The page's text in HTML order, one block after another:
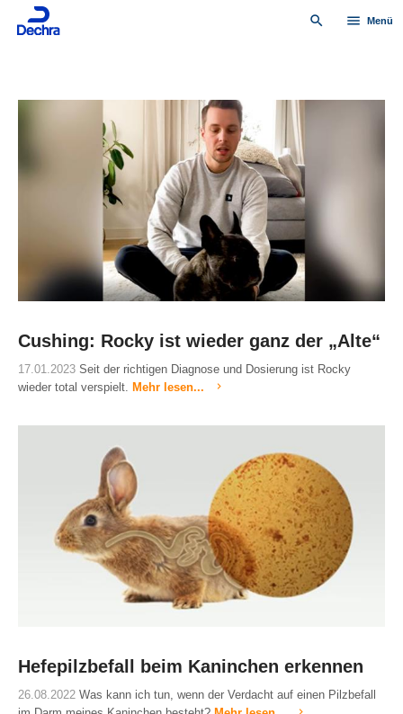
search menu Menü
Cushing: Rocky ist wieder ganz der „Alte“
17.01.2023 Seit der richtigen Diagnose und Dosierung ist Rocky
wieder total verspielt. Mehr lesen...
Hefepilzbefall beim Kaninchen erkennen
26.08.2022 Was kann ich tun, wenn der Verdacht auf einen Pilzbefall